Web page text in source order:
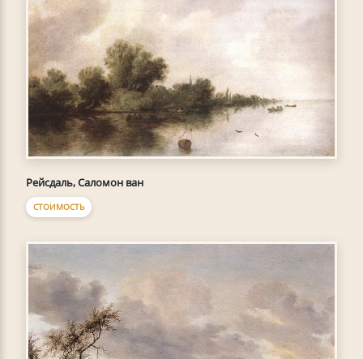
Рейсдаль, Саломон ван
СТОИМОСТЬ